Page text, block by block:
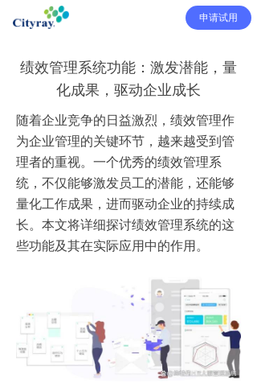
申请试用
绩效管理系统功能：激发潜能，量
化成果，驱动企业成长
随着企业竞争的日益激烈，绩效管理作
为企业管理的关键环节，越来越受到管
理者的重视。一个优秀的绩效管理系
统，不仅能够激发员工的潜能，还能够
量化工作成果，进而驱动企业的持续成
长。本文将详细探讨绩效管理系统的这
些功能及其在实际应用中的作用。